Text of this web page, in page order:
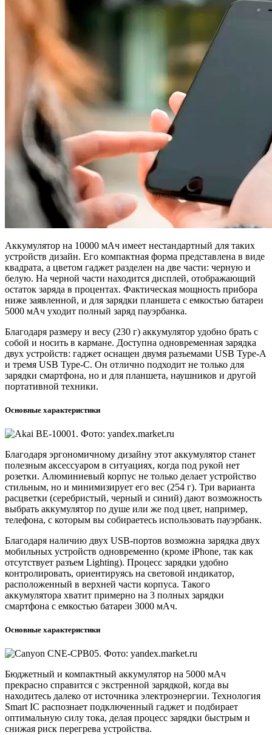
Аккумулятор на 10000 мАч имеет нестандартный для таких
устройств дизайн. Его компактная форма представлена в виде
квадрата, а цветом гаджет разделен на две части: черную и
белую. На черной части находится дисплей, отображающий
остаток заряда в процентах. Фактическая мощность прибора
ниже заявленной, и для зарядки планшета с емкостью батареи
5000 мАч уходит полный заряд пауэрбанка.
Благодаря размеру и весу (230 г) аккумулятор удобно брать с
собой и носить в кармане. Доступна одновременная зарядка
двух устройств: гаджет оснащен двумя разъемами USB Type-A
и тремя USB Type-С. Он отлично подходит не только для
зарядки смартфона, но и для планшета, наушников и другой
портативной техники.
Основные характеристики
Благодаря эргономичному дизайну этот аккумулятор станет
полезным аксессуаром в ситуациях, когда под рукой нет
розетки. Алюминиевый корпус не только делает устройство
стильным, но и минимизирует его вес (254 г). Три варианта
расцветки (серебристый, черный и синий) дают возможность
выбрать аккумулятор по душе или же под цвет, например,
телефона, с которым вы собираетесь использовать пауэрбанк.
Благодаря наличию двух USB-портов возможна зарядка двух
мобильных устройств одновременно (кроме iPhone, так как
отсутствует разъем Lighting). Процесс зарядки удобно
контролировать, ориентируясь на световой индикатор,
расположенный в верхней части корпуса. Такого
аккумулятора хватит примерно на 3 полных зарядки
смартфона с емкостью батареи 3000 мАч.
Основные характеристики
Бюджетный и компактный аккумулятор на 5000 мАч
прекрасно справится с экстренной зарядкой, когда вы
находитесь далеко от источника электроэнергии. Технология
Smart IC распознает подключенный гаджет и подбирает
оптимальную силу тока, делая процесс зарядки быстрым и
снижая риск перегрева устройства.